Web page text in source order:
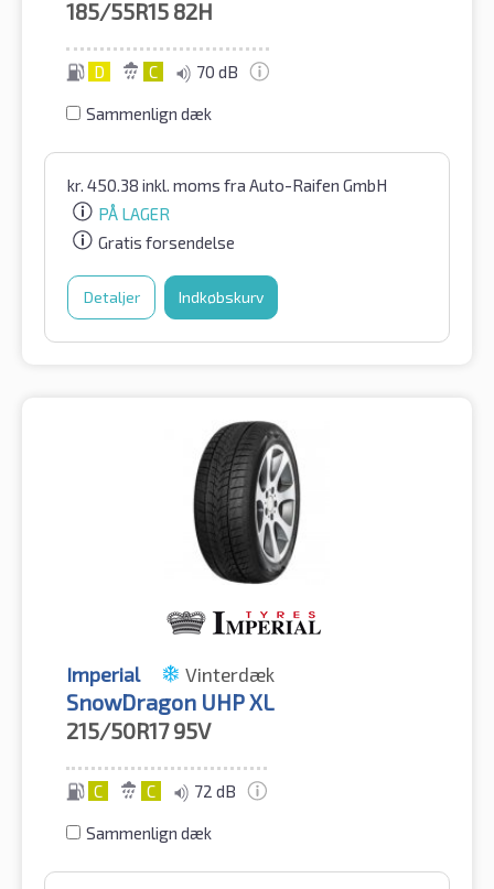
185/55R15 82H
D C 70 dB
Sammenlign dæk
kr. 450.38 inkl. moms fra Auto-Raifen GmbH
PÅ LAGER
Gratis forsendelse
Detaljer Indkøbskurv
Imperial Vinterdæk
SnowDragon UHP XL
215/50R17 95V
C C 72 dB
Sammenlign dæk